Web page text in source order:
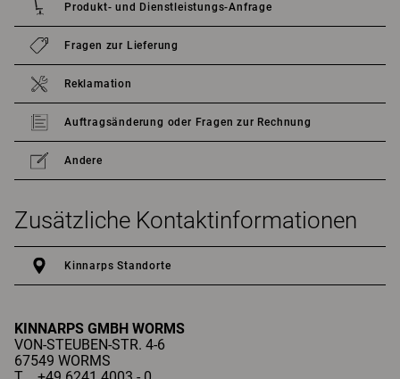
Produkt- und Dienstleistungs-Anfrage
Fragen zur Lieferung
Reklamation
Auftragsänderung oder Fragen zur Rechnung
Andere
Zusätzliche Kontaktinformationen
Kinnarps Standorte
KINNARPS GMBH WORMS
VON-STEUBEN-STR. 4-6
67549 WORMS